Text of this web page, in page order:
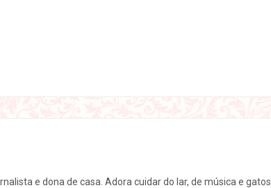
e dona de casa. Adora cuidar do lar, de música e gatos.